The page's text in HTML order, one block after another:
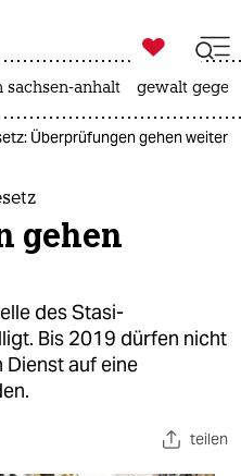
ich

taz zahl ich
sachsen-anhalt gewalt
Überprüfungen gehen weiter
gehen
des Stasi-
Bis 2019 dürfen nicht
auf eine
teilen